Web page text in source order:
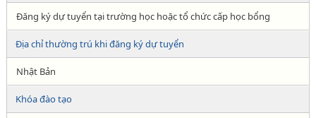
Đăng ký dự tuyển tại trường học hoặc tổ chức cấp học bổng
Địa chỉ thường trú khi đăng ký dự tuyển
Nhật Bản
Khóa đào tạo